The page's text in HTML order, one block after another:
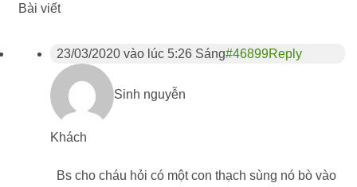
Bài viết
23/03/2020 vào lúc 5:26 Sáng#46899Reply
Sinh nguyễn
Khách
Bs cho cháu hỏi có một con thạch sùng nó bò vào